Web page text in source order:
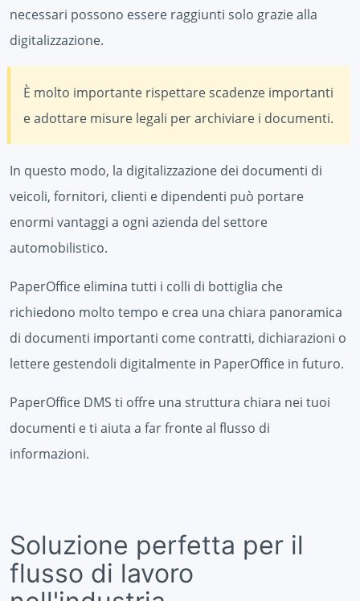
necessari possono essere raggiunti solo grazie alla
digitalizzazione.
È molto importante rispettare scadenze importanti
e adottare misure legali per archiviare i documenti.
In questo modo, la digitalizzazione dei documenti di
veicoli, fornitori, clienti e dipendenti può portare
enormi vantaggi a ogni azienda del settore
automobilistico.
PaperOffice elimina tutti i colli di bottiglia che
richiedono molto tempo e crea una chiara panoramica
di documenti importanti come contratti, dichiarazioni o
lettere gestendoli digitalmente in PaperOffice in futuro.
PaperOffice DMS ti offre una struttura chiara nei tuoi
documenti e ti aiuta a far fronte al flusso di
informazioni.
Soluzione perfetta per il
flusso di lavoro